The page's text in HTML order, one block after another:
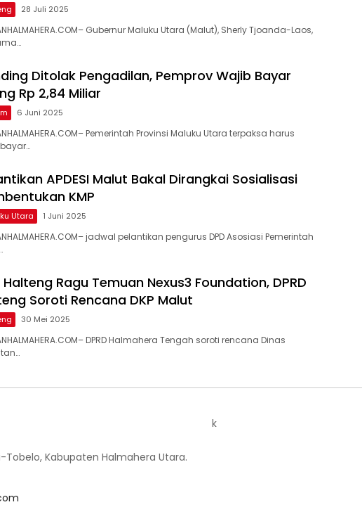
28 Juli 2025
Gubernur Maluku Utara (Malut), Sherly Tjoanda-Laos,
Ditolak Pengadilan, Pemprov Wajib Bayar
Rp 2,84 Miliar
6 Juni 2025
Pemerintah Provinsi Maluku Utara terpaksa harus
APDESI Malut Bakal Dirangkai Sosialisasi
KMP
Utara 1 Juni 2025
jadwal pelantikan pengurus DPD Asosiasi Pemerintah
Halteng Ragu Temuan Nexus3 Foundation, DPRD
Soroti Rencana DKP Malut
30 Mei 2025
DPRD Halmahera Tengah soroti rencana Dinas
Tobelo, Kabupaten Halmahera Utara.
k